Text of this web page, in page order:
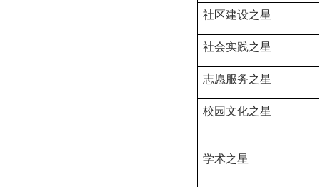
社区建设之星
社会实践之星
志愿服务之星
校园文化之星
学术之星